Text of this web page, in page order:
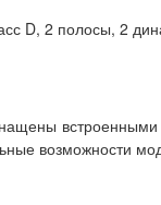
D, 2 полосы, 2
встроенными
возможности